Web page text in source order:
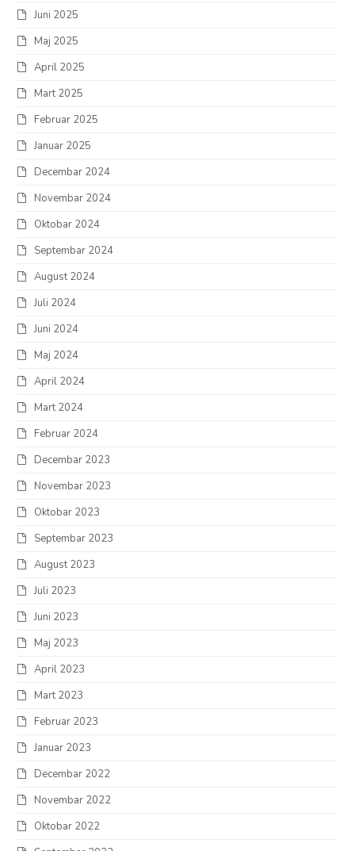
Juni 2025
Maj 2025
April 2025
Mart 2025
Februar 2025
Januar 2025
Decembar 2024
Novembar 2024
Oktobar 2024
Septembar 2024
August 2024
Juli 2024
Juni 2024
Maj 2024
April 2024
Mart 2024
Februar 2024
Decembar 2023
Novembar 2023
Oktobar 2023
Septembar 2023
August 2023
Juli 2023
Juni 2023
Maj 2023
April 2023
Mart 2023
Februar 2023
Januar 2023
Decembar 2022
Novembar 2022
Oktobar 2022